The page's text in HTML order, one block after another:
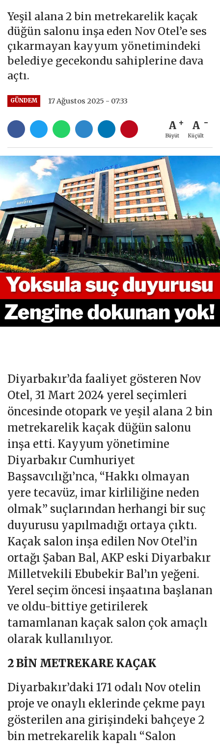
Yeşil alana 2 bin metrekarelik kaçak
düğün salonu inşa eden Nov Otel’e ses
çıkarmayan kayyum yönetimindeki
belediye gecekondu sahiplerine dava
açtı.
GÜNDEM 17 Ağustos 2025 - 07:33
A
Büyüt
A
Küçült
Diyarbakır’da faaliyet gösteren Nov
Otel, 31 Mart 2024 yerel seçimleri
öncesinde otopark ve yeşil alana 2 bin
metrekarelik kaçak düğün salonu
inşa etti. Kayyum yönetimine
Diyarbakır Cumhuriyet
Başsavcılığı’nca, “Hakkı olmayan
yere tecavüz, imar kirliliğine neden
olmak” suçlarından herhangi bir suç
duyurusu yapılmadığı ortaya çıktı.
Kaçak salon inşa edilen Nov Otel’in
ortağı Şaban Bal, AKP eski Diyarbakır
Milletvekili Ebubekir Bal’ın yeğeni.
Yerel seçim öncesi inşaatına başlanan
ve oldu-bittiye getirilerek
tamamlanan kaçak salon çok amaçlı
olarak kullanılıyor.